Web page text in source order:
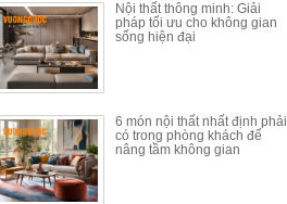
Nội thất thông minh: Giải
pháp tối ưu cho không gian
sống hiện đại
6 món nội thất nhất định phải
có trong phòng khách để
nâng tầm không gian